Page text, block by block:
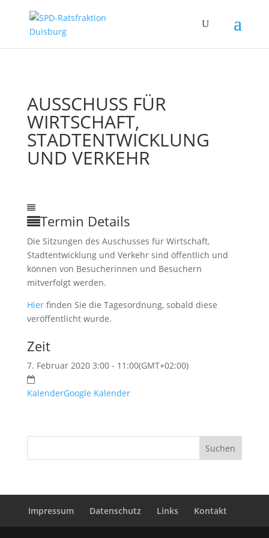
AUSSCHUSS FÜR
WIRTSCHAFT,
STADTENTWICKLUNG
UND VERKEHR
Termin Details
Die Sitzungen des Auschusses für Wirtschaft,
Stadtentwicklung und Verkehr sind öffentlich und
können von Besucherinnen und Besuchern
mitverfolgt werden.
Hierfinden Sie die Tagesordnung, sobald diese
veröffentlicht wurde.
Zeit
7. Februar 2020 3:00 - 11:00(GMT+02:00)
KalenderGoogle Kalender
Impressum Datenschutz Links Kontakt